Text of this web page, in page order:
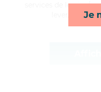
Je
services de lessive/
lever/